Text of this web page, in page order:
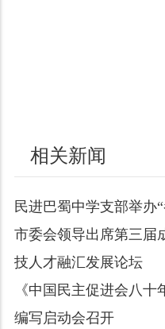
相关新闻
民进巴蜀中学支部举办
市委会领导出席第三届
技人才融汇发展论坛
《中国民主促进会八
编写启动会召开